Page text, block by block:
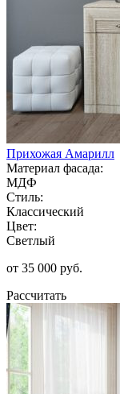
Прихожая Амарилл
Материал фасада:
МДФ
Стиль:
Классический
Цвет:
Светлый
от 35 000 руб.
Рассчитать